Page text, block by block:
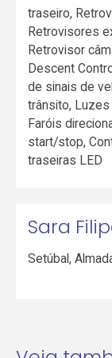
traseiro,
Retrovisores
Retrovisor
Descent
de sinais de
trânsito,
Faróis
start/stop,
traseiras LED
Sara
Setúbal,